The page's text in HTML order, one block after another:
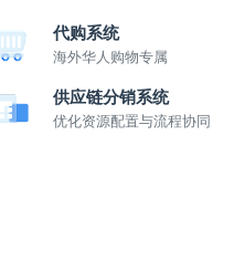
代购系统
海外华人购物专属
供应链分销系统
优化资源配置与流程协同